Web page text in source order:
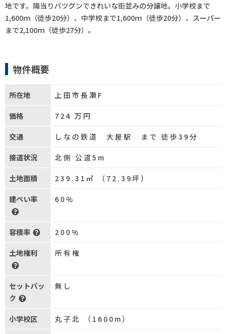
地です。陽当りバツグンできれいな街並みの分譲地。小学校まで
1,600ｍ（徒歩20分）、中学校まで1,600ｍ（徒歩20分）、スーパー
まで2,100ｍ（徒歩27分）。
物件概要
所在地 上田市長瀬F
価格 724 万円
交通 しなの鉄道 大屋駅 まで 徒歩39分
接道状況 北側 公道5m
土地面積 239.31㎡ （72.39坪）
建ぺい率 60%
容積率 200%
土地権利 所有権
セットバッ
ク
無し
小学校区 丸子北 （1600m）